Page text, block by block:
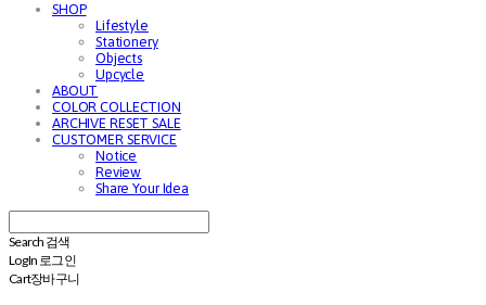
SHOP
Lifestyle
Stationery
Objects
Upcycle
ABOUT
COLOR COLLECTION
ARCHIVE RESET SALE
CUSTOMER SERVICE
Notice
Review
Share Your Idea
Search 검색
Log In 로그인
Cart장바구니